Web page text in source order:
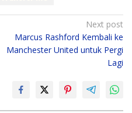
Next post
Marcus Rashford Kembali ke
Manchester United untuk Pergi
Lagi